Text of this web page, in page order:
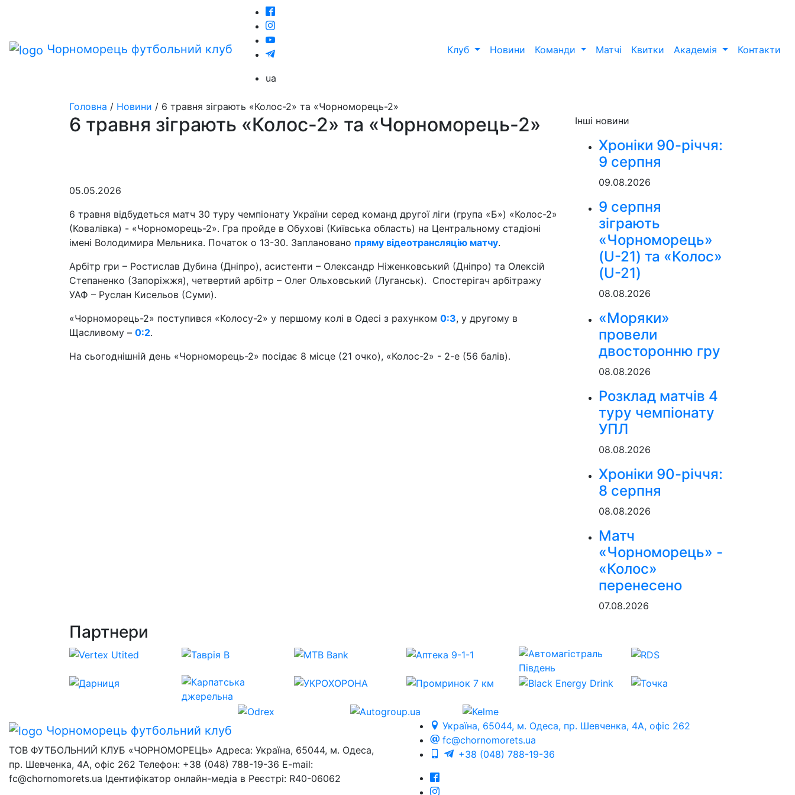
Чорноморець футбольний клуб
ua
Клуб Новини Команди Матчі Квитки Академія Контакти
Головна / Новини / 6 травня зіграють «Колос-2» та «Чорноморець-2»
6 травня зіграють «Колос-2» та «Чорноморець-2»
05.05.2026
6 травня відбудеться матч 30 туру чемпіонату України серед команд другої ліги (група «Б») «Колос-2»
(Ковалівка) - «Чорноморець-2». Гра пройде в Обухові (Київська область) на Центральному стадіоні
імені Володимира Мельника. Початок о 13-30. Заплановано пряму відеотрансляцію матчу.
Арбітр гри – Ростислав Дубина (Дніпро), асистенти – Олександр Ніженковський (Дніпро) та Олексій
Степаненко (Запоріжжя), четвертий арбітр – Олег Ольховський (Луганськ). Спостерігач арбітражу
УАФ – Руслан Кисельов (Суми).
«Чорноморець-2» поступився «Колосу-2» у першому колі в Одесі з рахунком 0:3, у другому в
Щасливому – 0:2.
На сьогоднішній день «Чорноморець-2» посідає 8 місце (21 очко), «Колос-2» - 2-е (56 балів).
Інші новини
Хроніки 90-річчя:
9 серпня
09.08.2026
9 серпня
зіграють
«Чорноморець»
(U-21) та «Колос»
(U-21)
08.08.2026
«Моряки»
провели
двосторонню гру
08.08.2026
Розклад матчів 4
туру чемпіонату
УПЛ
08.08.2026
Хроніки 90-річчя:
8 серпня
08.08.2026
Матч
«Чорноморець» -
«Колос»
перенесено
07.08.2026
Партнери
Чорноморець футбольний клуб
ТОВ ФУТБОЛЬНИЙ КЛУБ «ЧОРНОМОРЕЦЬ» Адреса: Україна, 65044, м. Одеса,
пр. Шевченка, 4А, офіс 262 Телефон: +38 (048) 788-19-36 E-mail:
fc@chornomorets.ua Ідентифікатор онлайн-медіа в Реєстрі: R40-06062
Україна, 65044, м. Одеса, пр. Шевченка, 4А, офіс 262
fc@chornomorets.ua
+38 (048) 788-19-36